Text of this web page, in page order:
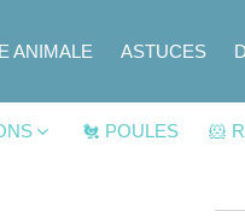
ANIMALE ASTUCES
🐔 POULES 🐹